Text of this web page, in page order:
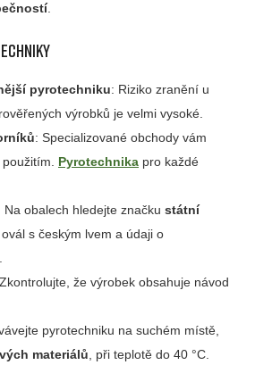
.
pyrotechniku: Riziko zranění u
výrobků je velmi vysoké.
: Specializované obchody vám
Pyrotechnika pro každé
Na obalech hledejte značku státní
s českým lvem a údaji o
že výrobek obsahuje návod
pyrotechniku na suchém místě,
materiálů, při teplotě do 40 °C.